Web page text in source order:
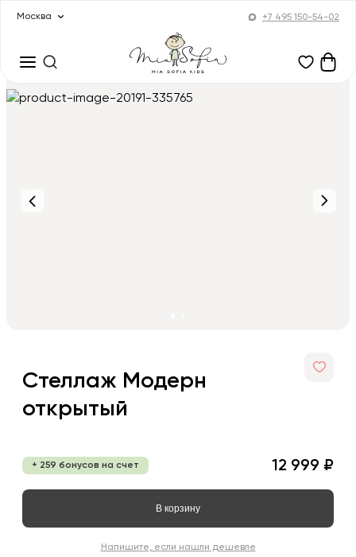
Москва +7 495 150-54-02
Стеллаж Модерн
открытый
+ 259 бонусов на счет 12 999 ₽
В корзину
Напишите, если нашли дешевле